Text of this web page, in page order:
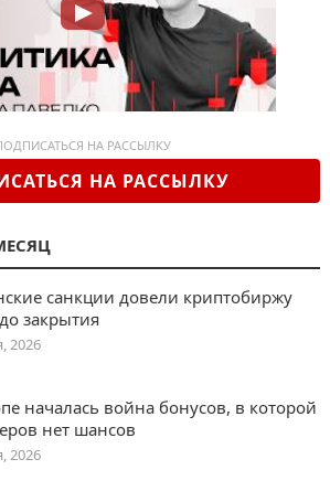
НА РАССЫЛКУ
НА РАССЫЛКУ
санкции довели криптобиржу
закрытия
2026
началась война бонусов, в которой
нет шансов
2026